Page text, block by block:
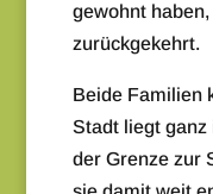
gewohnt
zurückgekehrt.
Beide Familien
Stadt liegt ganz
der Grenze zur